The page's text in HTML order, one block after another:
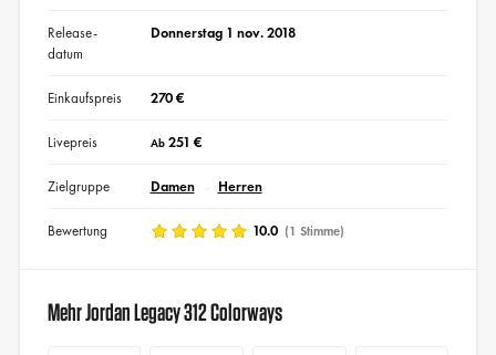
Release-
datum
Donnerstag 1 nov. 2018
Einkaufspreis 270 €
Livepreis Ab251 €
Zielgruppe Damen Herren
Bewertung 10.0 (1 Stimme)
Mehr Jordan Legacy 312 Colorways